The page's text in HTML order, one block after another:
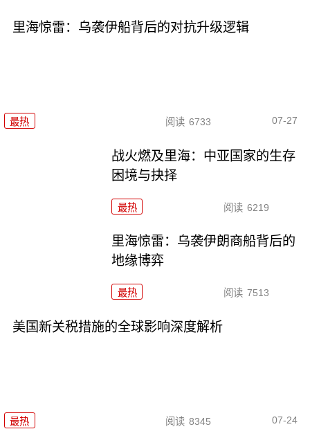
里海惊雷：乌袭伊船背后的对抗升级逻辑
最热 阅读 6733 07-27
战火燃及里海：中亚国家的生存
困境与抉择
最热 阅读 6219
里海惊雷：乌袭伊朗商船背后的
地缘博弈
最热 阅读 7513
美国新关税措施的全球影响深度解析
最热 阅读 8345 07-24